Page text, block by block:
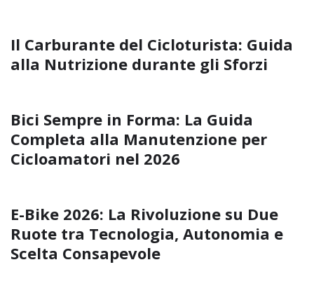
Il Carburante del Cicloturista: Guida
alla Nutrizione durante gli Sforzi
Bici Sempre in Forma: La Guida
Completa alla Manutenzione per
Cicloamatori nel 2026
E-Bike 2026: La Rivoluzione su Due
Ruote tra Tecnologia, Autonomia e
Scelta Consapevole